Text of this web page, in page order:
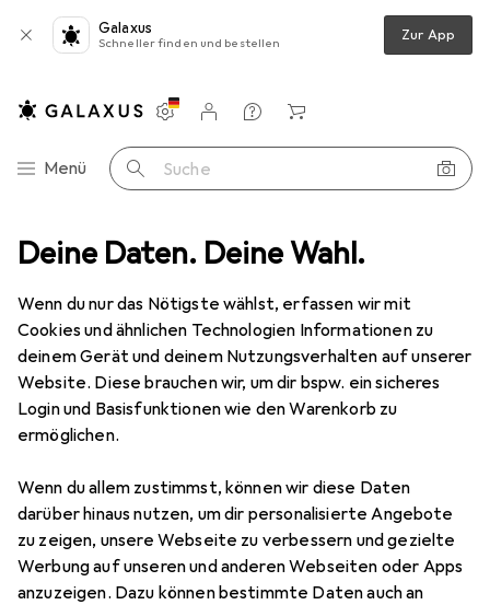
Deine Daten. Deine Wahl.
Wenn du nur das Nötigste wählst, erfassen wir mit
Cookies und ähnlichen Technologien Informationen zu
deinem Gerät und deinem Nutzungsverhalten auf unserer
Website. Diese brauchen wir, um dir bspw. ein sicheres
Login und Basisfunktionen wie den Warenkorb zu
ermöglichen.
Wenn du allem zustimmst, können wir diese Daten
darüber hinaus nutzen, um dir personalisierte Angebote
zu zeigen, unsere Webseite zu verbessern und gezielte
Werbung auf unseren und anderen Webseiten oder Apps
anzuzeigen. Dazu können bestimmte Daten auch an
Galaxus
Schneller finden und bestellen Zur App
Navigation nach Kategorien
Menü Suche
Einstellungen
Kundenkonto
Vergleichslisten
Merklisten
Warenkorb
Bike Velobekleidung Armlinge + Beinlinge
Agu Dwr
Preis in EUR inkl. MwSt.
EUR
54,96
Bewertungen Marke
Mehr von Agu